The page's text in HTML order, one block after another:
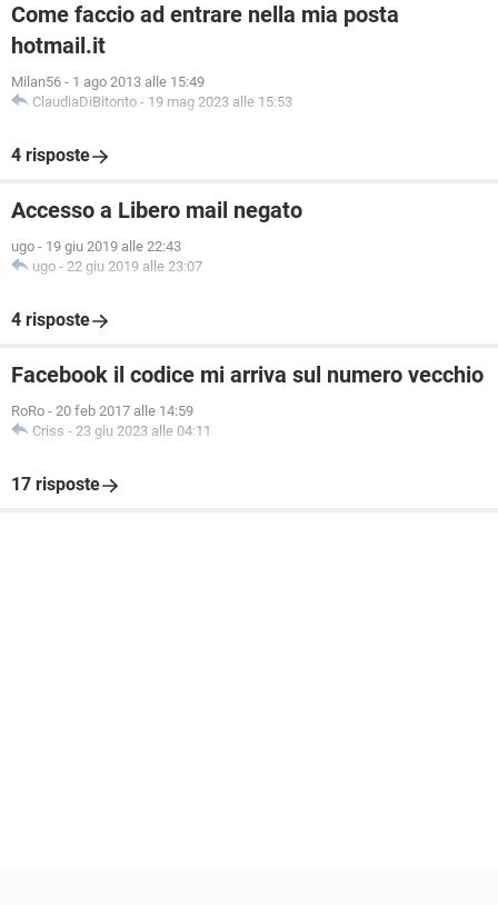
Come faccio ad entrare nella mia posta
hotmail.it
Milan56 - 1 ago 2013 alle 15:49
ClaudiaDiBitonto - 19 mag 2023 alle 15:53
4 risposte
Accesso a Libero mail negato
ugo - 19 giu 2019 alle 22:43
ugo - 22 giu 2019 alle 23:07
4 risposte
Facebook il codice mi arriva sul numero vecchio
RoRo - 20 feb 2017 alle 14:59
Criss - 23 giu 2023 alle 04:11
17 risposte